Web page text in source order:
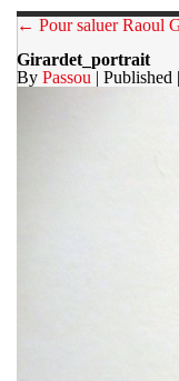
← Pour saluer Raoul
Girardet_portrait
By Passou | Published